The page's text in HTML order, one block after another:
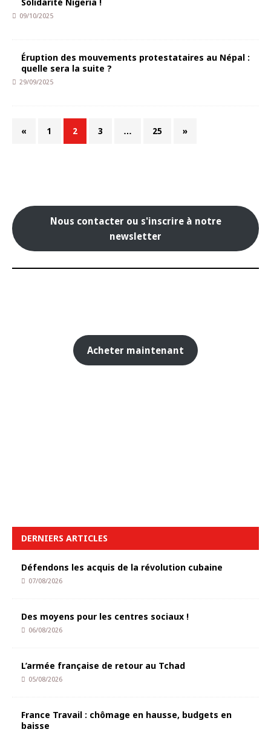
09/10/2025
Éruption des mouvements protestataires au Népal :
quelle sera la suite ?
29/09/2025
« 1 2 3 … 25 »
Nous contacter ou s'inscrire à notre
newsletter
Acheter maintenant
DERNIERS ARTICLES
Défendons les acquis de la révolution cubaine
07/08/2026
Des moyens pour les centres sociaux !
06/08/2026
L’armée française de retour au Tchad
05/08/2026
France Travail : chômage en hausse, budgets en
baisse